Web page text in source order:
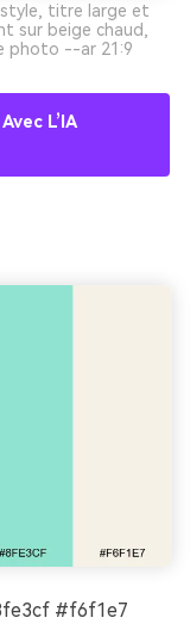
titre large et
sur beige chaud,
photo --ar 21:9
L’IA
#f6f1e7